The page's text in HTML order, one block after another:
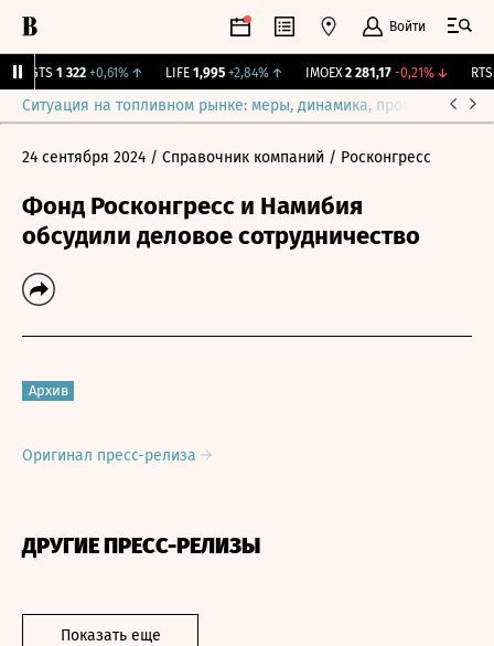
Войти
MGTS 1 322 +0,61% ↑ LIFE 1,995 +2,84%↑ IMOEX 2 281,17 -0,21% ↓ RTSI
Ситуация на топливном рынке: меры, динамика, прогнозы
24 сентября 2024 / Справочник компаний / Росконгресс
Фонд Росконгресс и Намибия
обсудили деловое сотрудничество
Архив
Оригинал пресс-релиза
ДРУГИЕ ПРЕСС-РЕЛИЗЫ
Показать еще